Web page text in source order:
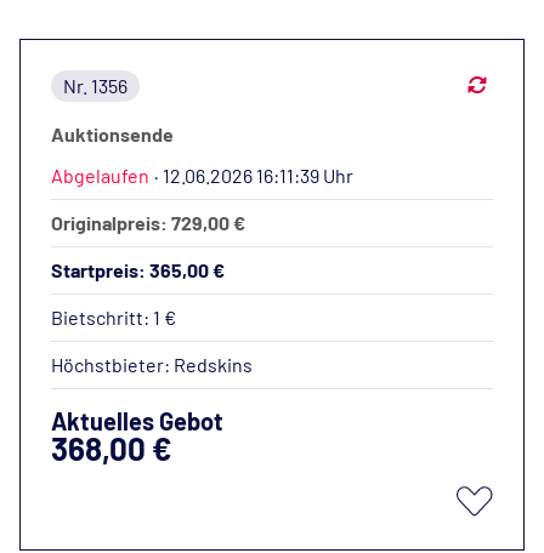
Nr. 1356
Auktionsende
Abgelaufen · 12.06.2026 16:11:39 Uhr
Originalpreis: 729,00 €
Startpreis: 365,00 €
Bietschritt: 1 €
Höchstbieter: Redskins
Aktuelles Gebot
368,00 €